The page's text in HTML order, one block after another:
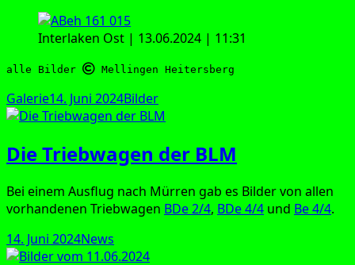
Inter­la­ken Ost | 13.06.2024 | 11:31
alle Bilder Mellingen Heitersberg
Format
GalerieVeröffentlicht
am
14. Juni 2024Kategorien
Bilder
Die Triebwagen der BLM
Bei einem Aus­flug nach Mür­ren gab es Bil­der von allen
vor­han­de­nen Trieb­wa­gen BDe 2/4, BDe 4/4 und Be 4/4.
Veröffentlicht
am
14. Juni 2024Kategorien
News